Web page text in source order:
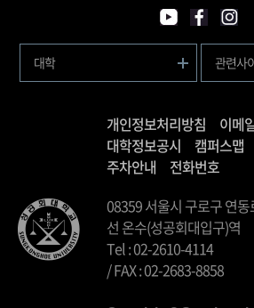
대학 관련사
개인정보처리방침
이메
대학정보공시
캠퍼스맵
주차안내
전화번호
08359 서울시 구로구 연
선 온수(성공회대입구)역
Tel : 02-2610-4114
/ FAX : 02-2683-8858